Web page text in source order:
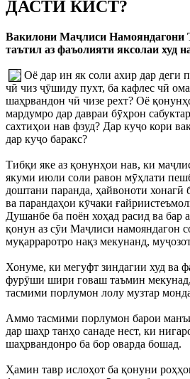
ДАСТИ КИСТ?
Вакилони Маҷлиси Намояндагони
таътил аз фаъолияти яксолаи худ
Оё дар ин як соли ахир дар деги
чӣ чиз ҷӯшиду пухт, ба кафлес чӣ
шаҳрвандон чӣ чизе рехт? Оё
мардумро дар давраи бӯҳрон
сахтиҳои нав фзуд? Дар куҷо кори
дар куҷо баракс?
Тибқи яке аз қонунҳои нав, ки
якуми июли соли равон мӯҳлати
доштани паранда, ҳайвоноти хонагӣ
ва парандаҳои кӯчаки
Душанбе ба поён хоҳад расид ва бар
қонун аз сӯи Маҷлиси намояндагон
муқарраротро нақз мекунанд,
Хонуме, ки мегуфт зиндагии худ ва
фурӯши шири говаш таъмин
тасмими порлумон лолу музтар
Аммо тасмими порлумон барои
дар шаҳр танҳо санаде нест, ки
шаҳрвандонро ба бор оварда бошад.
Ҳамин тавр ислоҳот ба қонуни